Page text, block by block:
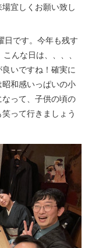
宜しくお願い致し
日です。今年も残す
んな日は、、、、
いですね！確実に
和感いっぱいの小
って、子供の頃の
って行きましょう